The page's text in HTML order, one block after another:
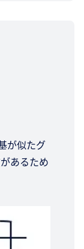
が似たグ
あるため